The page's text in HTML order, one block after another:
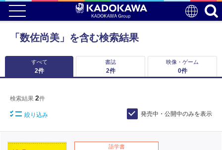
「数佐尚美」を含む検索結果
すべて
2件
書誌
2件
映像・ゲーム
0件
検索結果 2件
絞り込み 発売中・公開中のみを表示
語学書